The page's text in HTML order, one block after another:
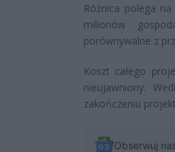
Różnica polega
milionów
porównywalne z
Koszt całego
nieujawniony.
zakończeniu
Obserwuj